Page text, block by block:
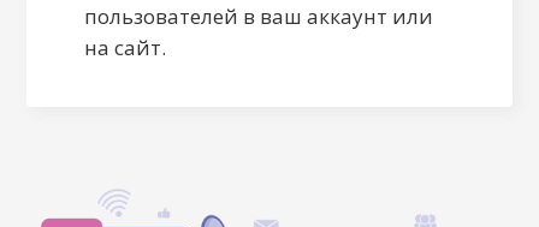
пользователей в ваш аккаунт или
на сайт.